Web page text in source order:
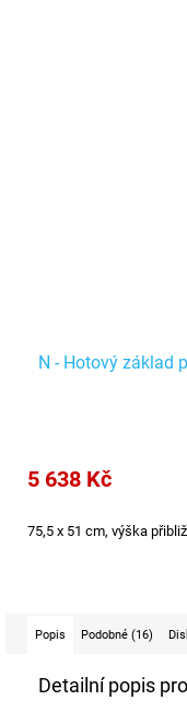
N - Hotový základ
5 638 Kč
75,5 x 51 cm, výška
Popis Podobné (16)
Detailní popis